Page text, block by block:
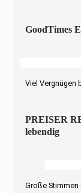
GoodTimes
Viel Vergnügen
PREISER
lebendig
Große Stimmen